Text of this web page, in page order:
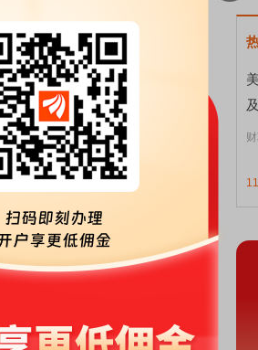
手感；Pro Max被认为仍会以
和iPhone 16 Pro系列的钛金属
外，该系列机型的背面预计将采
iPhone 17搭载标准的A19芯片，
。
富瑞分析师表示，iPhone 17的